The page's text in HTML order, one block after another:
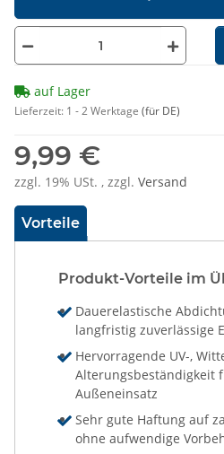
9,99 €
zzgl. 19% USt. , zzgl. Versand
Vorteile
Produkt-Vorteile im
Dauerelastische
langfristig zuverlässige
Hervorragende UV-,
Alterungsbeständigkeit
Außeneinsatz
Sehr gute Haftung auf
ohne aufwendige
auf Lager
Lieferzeit: 1 - 2 Werktage (für DE)